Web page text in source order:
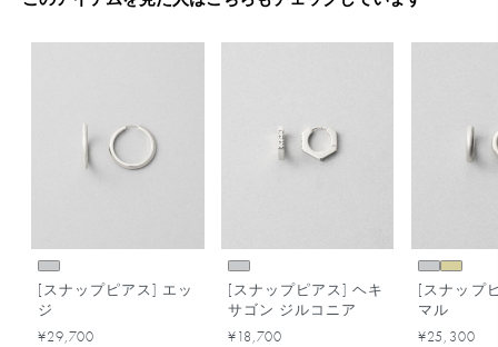
[スナップピアス] エッ
ジ
¥29,700
[スナップピアス] ヘキ
サゴン ジルコニア
¥18,700
[スナップ
マル
¥25,300